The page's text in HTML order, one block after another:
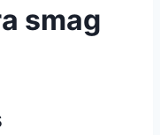
smag